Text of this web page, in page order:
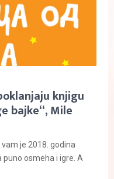
knjigu
bajke“, Mile
je 2018. godina
puno osmeha i igre. A